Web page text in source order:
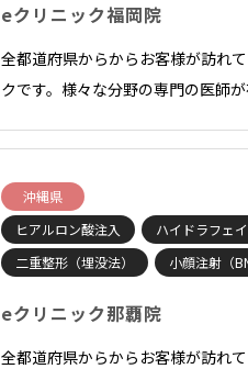
eクリニック福岡院
全都道府県からからお客様が訪れ
クです。様々な分野の専門の医師
沖縄県
ヒアルロン酸注入
ハイドラフェ
二重整形（埋没法）
小顔注射（
eクリニック那覇院
全都道府県からからお客様が訪れ